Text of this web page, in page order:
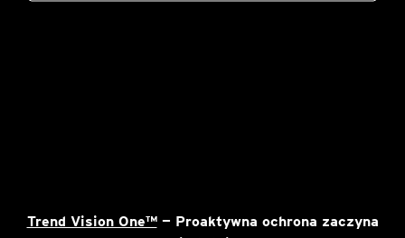
Trend Vision One™— Proaktywna ochrona zaczyna